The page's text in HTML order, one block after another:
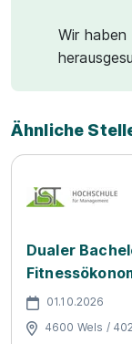
Wir
Ähnliche
Dualer
01.10.2026
4600 Wels /